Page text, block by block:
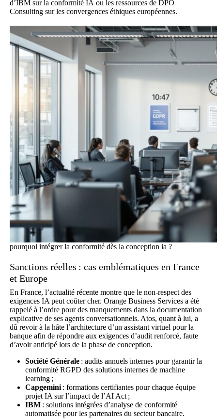
d’IBM sur la conformité IA ou les ressources de DPO
Consulting sur les convergences éthiques européennes.
pourquoi intégrer la conformité dès la conception ia ?
Sanctions réelles : cas emblématiques en France
et Europe
En France, l’actualité récente montre que le non-respect des
exigences IA peut coûter cher. Orange Business Services a été
rappelé à l’ordre pour des manquements dans la documentation
explicative de ses agents conversationnels. Atos, quant à lui, a
dû revoir à la hâte l’architecture d’un assistant virtuel pour la
banque afin de répondre aux exigences d’audit renforcé, faute
d’avoir anticipé lors de la phase de conception.
Société Générale : audits annuels internes pour garantir la
conformité RGPD des solutions internes de machine
learning ;
Capgemini : formations certifiantes pour chaque équipe
projet IA sur l’impact de l’AI Act ;
IBM : solutions intégrées d’analyse de conformité
automatisée pour les partenaires du secteur bancaire.